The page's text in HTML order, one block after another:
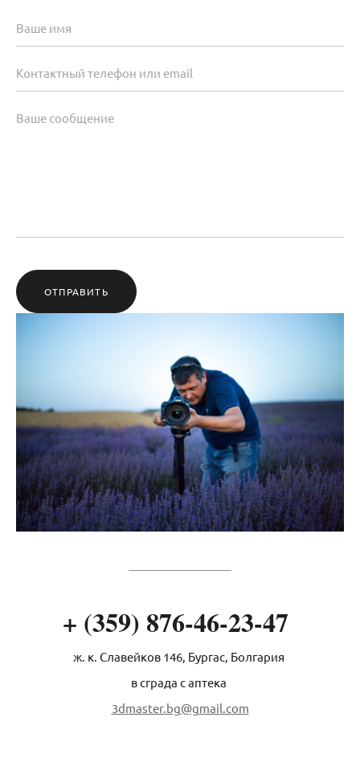
ОТПРАВИТЬ
+ (359) 876-46-23-47
ж. к. Славейков 146, Бургас, Болгария
в сграда с аптека
3dmaster.bg@gmail.com